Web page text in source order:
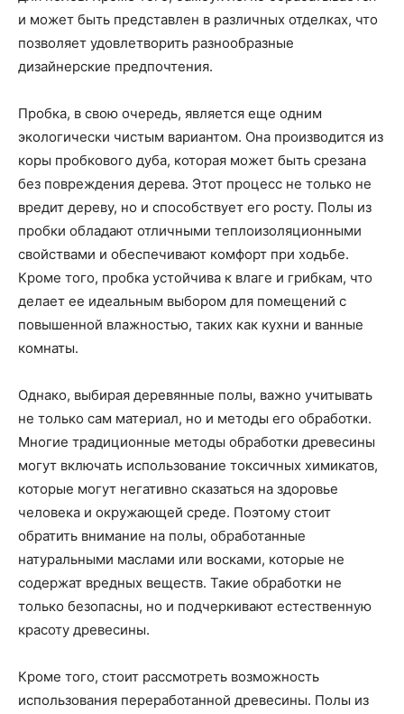
и может быть представлен в различных отделках, что
позволяет удовлетворить разнообразные
дизайнерские предпочтения.
Пробка, в свою очередь, является еще одним
экологически чистым вариантом. Она производится из
коры пробкового дуба, которая может быть срезана
без повреждения дерева. Этот процесс не только не
вредит дереву, но и способствует его росту. Полы из
пробки обладают отличными теплоизоляционными
свойствами и обеспечивают комфорт при ходьбе.
Кроме того, пробка устойчива к влаге и грибкам, что
делает ее идеальным выбором для помещений с
повышенной влажностью, таких как кухни и ванные
комнаты.
Однако, выбирая деревянные полы, важно учитывать
не только сам материал, но и методы его обработки.
Многие традиционные методы обработки древесины
могут включать использование токсичных химикатов,
которые могут негативно сказаться на здоровье
человека и окружающей среде. Поэтому стоит
обратить внимание на полы, обработанные
натуральными маслами или восками, которые не
содержат вредных веществ. Такие обработки не
только безопасны, но и подчеркивают естественную
красоту древесины.
Кроме того, стоит рассмотреть возможность
использования переработанной древесины. Полы из